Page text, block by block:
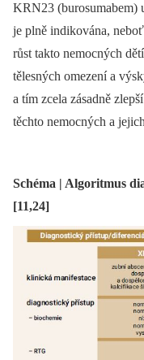
KRN23 (burosumabem)
je plně indikována,
růst takto nemocných
tělesných omezení a
a tím zcela zásadně
těchto nemocných a
Schéma | Algoritmus
[11,24]